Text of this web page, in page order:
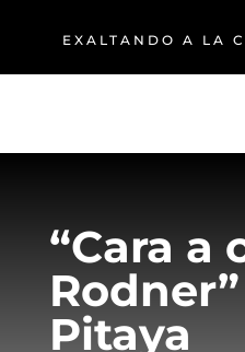
EXALTANDO A LA
“Cara a
Pitaya